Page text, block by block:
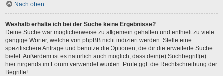
Nach oben
Weshalb erhalte ich bei der Suche keine Ergebnisse?
Deine Suche war möglicherweise zu allgemein gehalten und enthielt zu viele
gängige Wörter, welche von phpBB nicht indiziert werden. Stelle eine
spezifischere Anfrage und benutze die Optionen, die dir die erweiterte Suche
bietet. Außerdem ist es natürlich auch möglich, dass dein(e) Suchbegriff(e)
hier nirgends im Forum verwendet wurden. Prüfe ggf. die Rechtschreibung der
Begriffe!